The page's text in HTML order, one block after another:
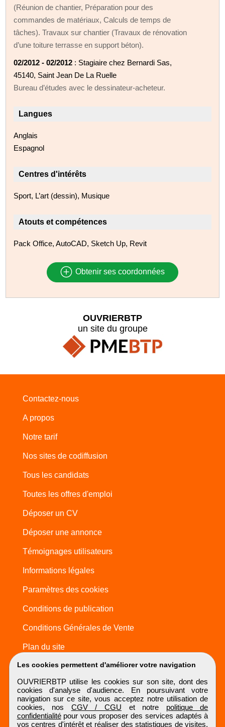
(Réunion de chantier, Préparation pour des
commandes de matériaux, Calculs de temps de
tâches). Travaux sur chantier (Travaux de rénovation
d’une toiture terrasse en support béton).
02/2012 - 02/2012 : Stagiaire chez Bernardi Sas,
45140, Saint Jean De La Ruelle
Bureau d’études avec le dessinateur-acheteur.
Langues
Anglais
Espagnol
Centres d'intérêts
Sport, L’art (dessin), Musique
Atouts et compétences
Pack Office, AutoCAD, Sketch Up, Revit
Obtenir ses coordonnées
Les cookies permettent d'améliorer votre navigation
OUVRIERBTP utilise les cookies sur son site, dont des
cookies d'analyse d'audience. En poursuivant votre
navigation sur ce site, vous acceptez notre utilisation de
cookies, nos CGV / CGU et notre politique de
confidentialitépour vous proposer des services adaptés à
vos centres d'intérêt et réaliser des statistiques de visites.
OUVRIERBTP
un site du groupe
Contactez-nous
A propos
Notre tarif
Nos sites de codiffusion
Tous les candidats
Toutes les offres d'emploi
Déposer un CV
Déposer une annonce
Témoignages utilisateurs
Informations légales
Paramètres des cookies
Conditions de publication
Conditions Générales de Vente
Plan du site